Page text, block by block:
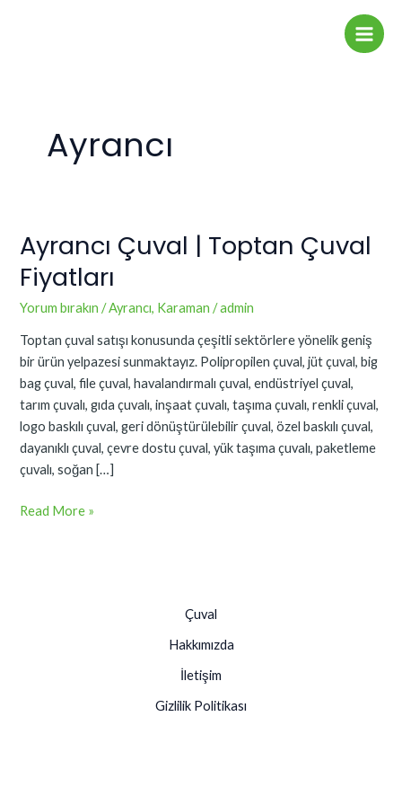
Main
Ayrancı
Ayrancı Çuval | Toptan Çuval
Fiyatları
Yorum bırakın /Ayrancı, Karaman /admin
Toptan çuval satışı konusunda çeşitli sektörlere yönelik geniş
bir ürün yelpazesi sunmaktayız. Polipropilen çuval, jüt çuval, big
bag çuval, file çuval, havalandırmalı çuval, endüstriyel çuval,
tarım çuvalı, gıda çuvalı, inşaat çuvalı, taşıma çuvalı, renkli çuval,
logo baskılı çuval, geri dönüştürülebilir çuval, özel baskılı çuval,
dayanıklı çuval, çevre dostu çuval, yük taşıma çuvalı, paketleme
çuvalı, soğan […]
Ayrancı
Çuval
|
Toptan
Fiyatları
Read More »
Çuval
Hakkımızda
İletişim
Gizlilik Politikası